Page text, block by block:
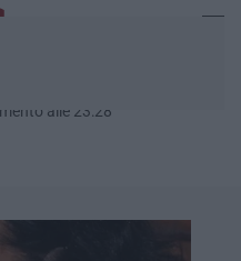
alle 23:28